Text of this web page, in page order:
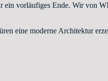
ein vorläufiges Ende. Wir von
eine moderne Architektur